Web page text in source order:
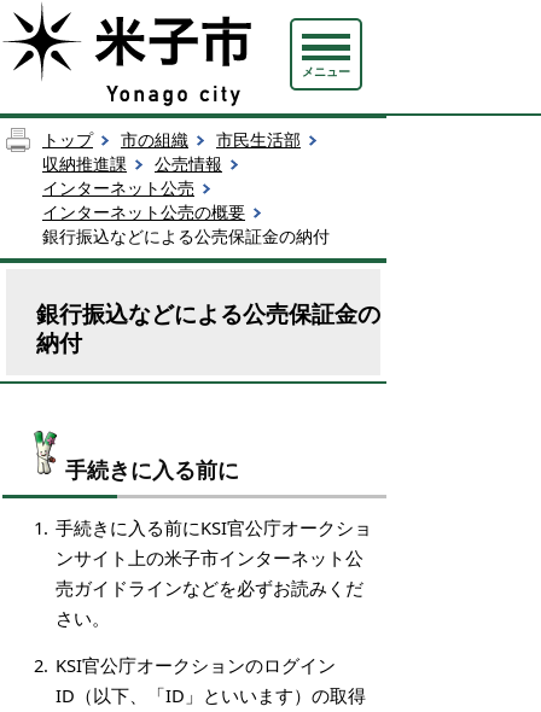
メニュー
トップ 市の組織
市民生活部
収納推進課
公売情報
インターネット公売
インターネット公売の概要
銀行振込などによる公売保証金の納付
銀行振込などによる公売保証金の
納付
手続きに入る前に
手続きに入る前にKSI官公庁オークショ
ンサイト上の米子市インターネット公
売ガイドラインなどを必ずお読みくだ
さい。
KSI官公庁オークションのログイン
ID（以下、「ID」といいます）の取得